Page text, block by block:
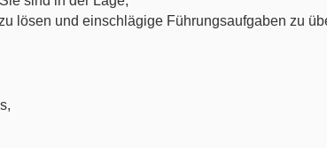
lösen und einschlägige Führungsaufgaben zu